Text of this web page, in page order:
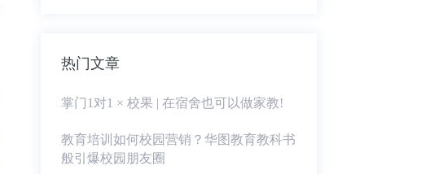
热门文章
掌门1对1 × 校果 | 在宿舍也可以做家教!
教育培训如何校园营销？华图教育教科书
般引爆校园朋友圈